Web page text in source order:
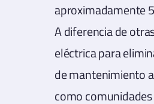
aproximadamente
A diferencia de
eléctrica para
de mantenimiento
como